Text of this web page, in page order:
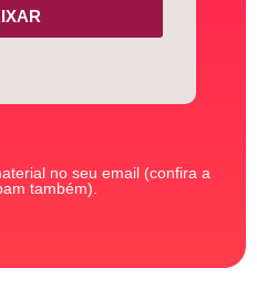
no seu email (confira a
também).